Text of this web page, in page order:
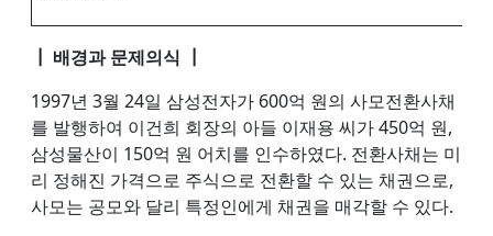
┃ 배경과 문제의식 ┃
1997년 3월 24일 삼성전자가 600억 원의 사모전환사채
를 발행하여 이건희 회장의 아들 이재용 씨가 450억 원,
삼성물산이 150억 원 어치를 인수하였다. 전환사채는 미
리 정해진 가격으로 주식으로 전환할 수 있는 채권으로,
사모는 공모와 달리 특정인에게 채권을 매각할 수 있다.